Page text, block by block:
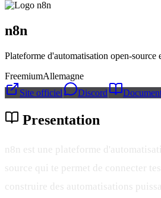
n8n
Plateforme d'automatisation open-source
FreemiumAllemagne
Site officiel
Discord
Presentation
n8n est une plateforme
source qui te permet de connecter
construire des automatisations